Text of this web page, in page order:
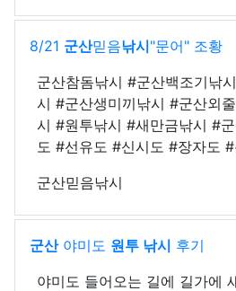
8/21 군산믿음낚시"문어" 조황
군산참돔낚시 #군산백조기낚
시 #군산생미끼낚시 #군산외
시 #원투낚시 #새만금낚시 #
도 #선유도 #신시도 #장자도
군산믿음낚시
군산야미도 원투 낚시 후기
야미도 들어오는 길에 길가에